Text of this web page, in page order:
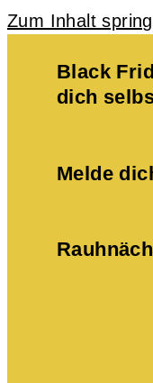
Zum Inhalt
Black
dich
Melde